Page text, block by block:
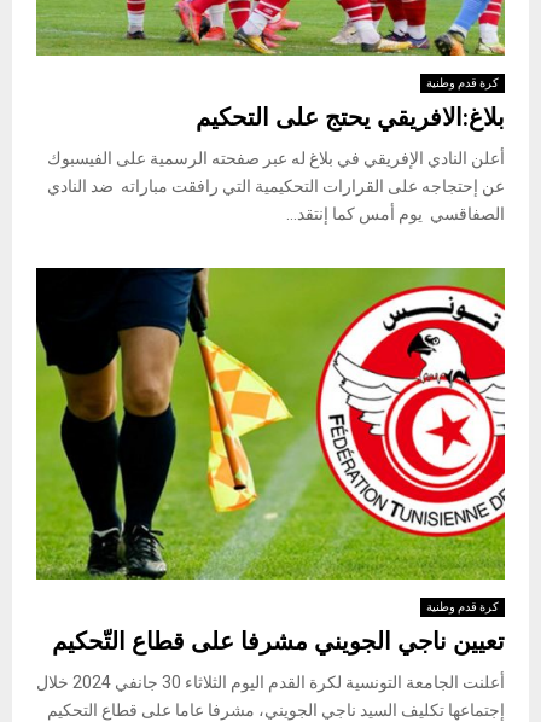
كرة قدم وطنية
بلاغ:الافريقي يحتج على التحكيم
أعلن النادي الإفريقي في بلاغ له عبر صفحته الرسمية على الفيسبوك
عن إحتجاجه على القرارات التحكيمية التي رافقت مباراته ضد النادي
الصفاقسي يوم أمس كما إنتقد...
كرة قدم وطنية
تعيين ناجي الجويني مشرفا على قطاع التّحكيم
أعلنت الجامعة التونسية لكرة القدم اليوم الثلاثاء 30 جانفي 2024 خلال
إجتماعها تكليف السيد ناجي الجويني، مشرفا عاما على قطاع التحكيم